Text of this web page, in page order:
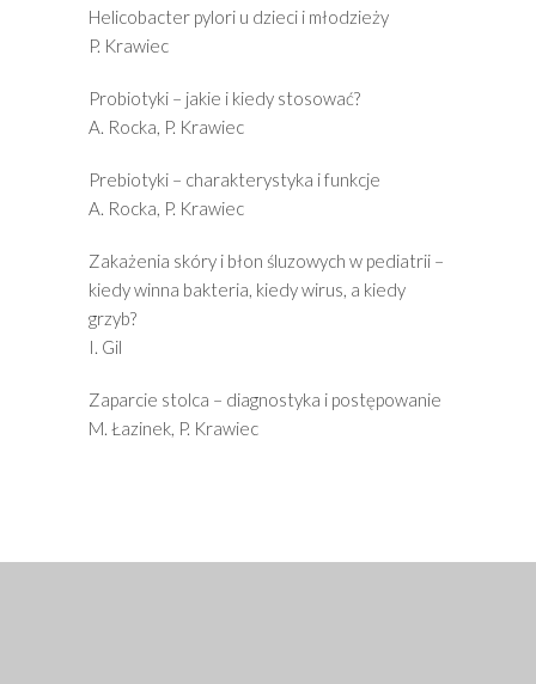
Helicobacter pylori u dzieci i młodzieży
P. Krawiec
Probiotyki – jakie i kiedy stosować?
A. Rocka, P. Krawiec
Prebiotyki – charakterystyka i funkcje
A. Rocka, P. Krawiec
Zakażenia skóry i błon śluzowych w pediatrii –
kiedy winna bakteria, kiedy wirus, a kiedy
grzyb?
I. Gil
Zaparcie stolca – diagnostyka i postępowanie
M. Łazinek, P. Krawiec